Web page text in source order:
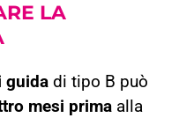
LA
guida di tipo B può
mesi prima alla